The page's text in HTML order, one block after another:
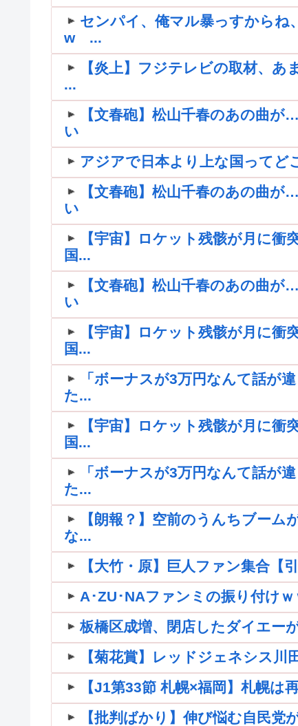
センパイ、俺マル暴っすからね
w ...
【炎上】フジテレビの取材、あ
...
【文春砲】松山千春のあの曲
い
アジアで日本より上な国ってど
【文春砲】松山千春のあの曲
い
【宇宙】ロケット残骸が月に
国...
【文春砲】松山千春のあの曲
い
【宇宙】ロケット残骸が月に
国...
「ボーナスが3万円なんて話が
た...
【宇宙】ロケット残骸が月に
国...
「ボーナスが3万円なんて話が
た...
【朗報？】空前のうんちブー
な...
【大竹・原】巨人ファン集合【
A･ZU･NAファンミの振り付けｗ
板橋区成増、閉店したダイエー
【菊花賞】レッドジェネシス川
【J1第33節 札幌×福岡】札幌
【批判ばかり】伸び悩む自民党